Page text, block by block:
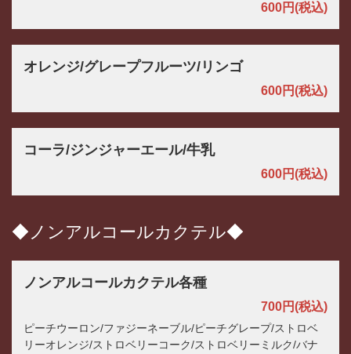
600円(税込)
オレンジ/グレープフルーツ/リンゴ
600円(税込)
コーラ/ジンジャーエール/牛乳
600円(税込)
◆ノンアルコールカクテル◆
ノンアルコールカクテル各種
700円(税込)
ピーチウーロン/ファジーネーブル/ピーチグレープ/ストロベ
リーオレンジ/ストロベリーコーク/ストロベリーミルク/バナ